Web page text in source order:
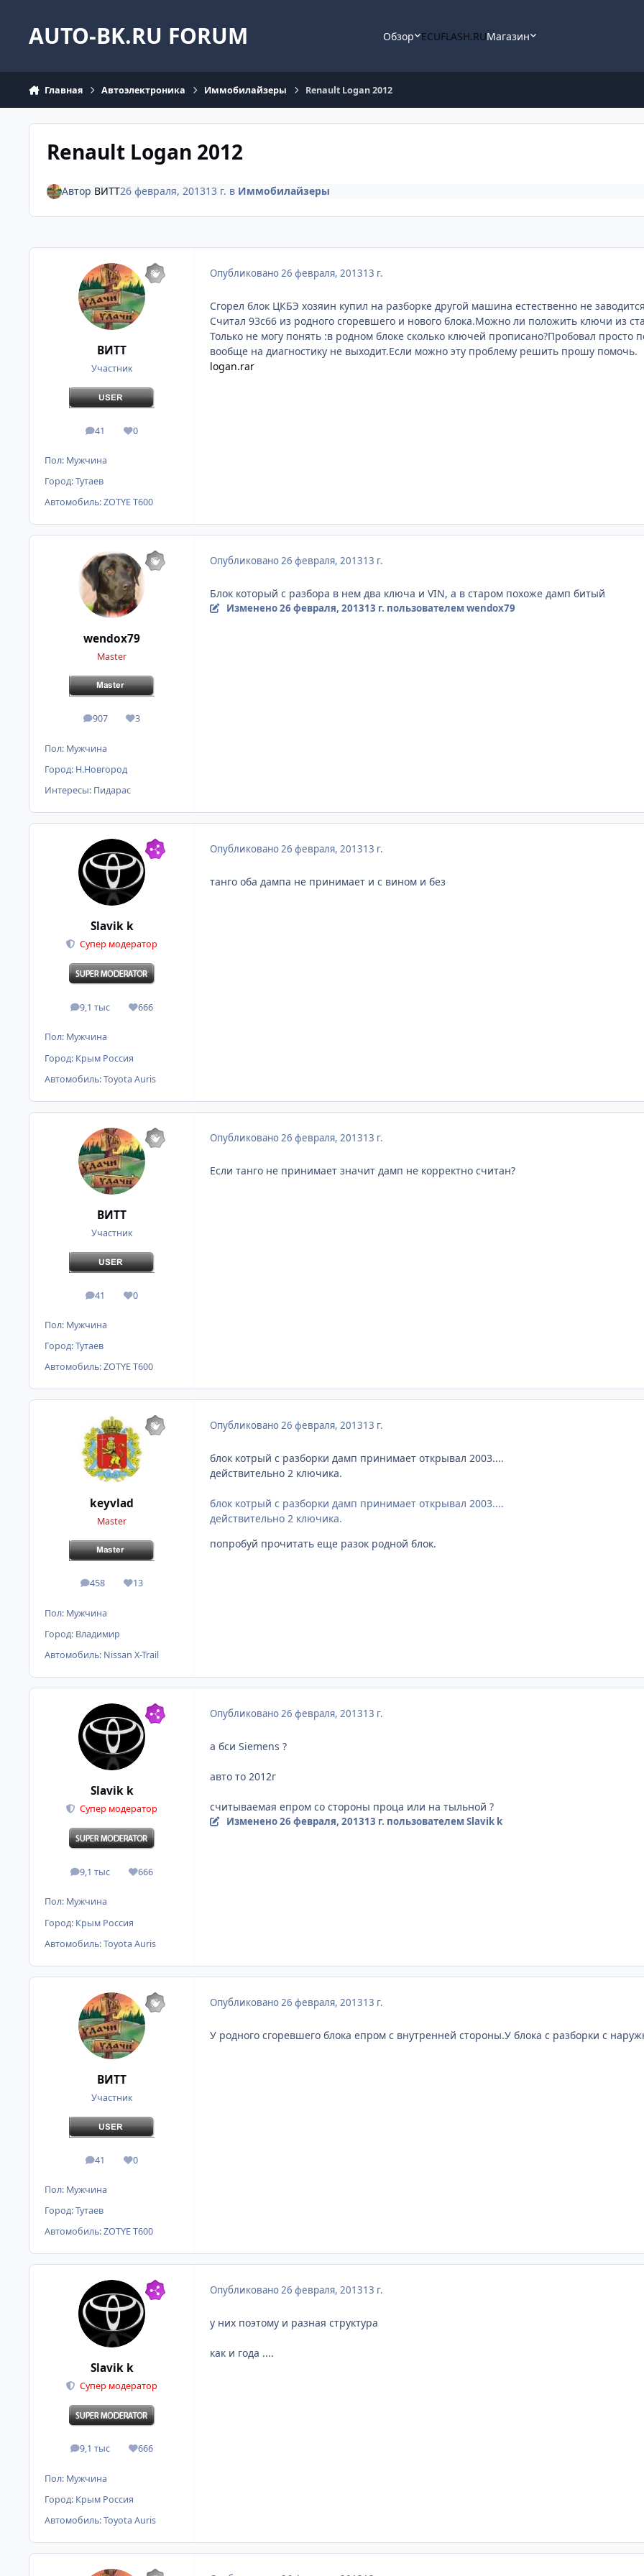
AUTO-BK.RU FORUM Обзор ECUFLASH.RUМагазин
Главная Автоэлектроника Иммобилайзеры Renault Logan 2012
Renault Logan 2012
Автор ВИТТ26 февраля, 201313 г. в Иммобилайзеры
ВИТТ
Участник
41
сообщения
0
Репутация
Пол: Мужчина
Город:Тутаев
Автомобиль:ZOTYE T600
Опубликовано 26 февраля, 201313 г.
Сгорел блок ЦКБЭ хозяин купил на разборке другой машина естественно не
Считал 93с66 из родного сгоревшего и нового блока.Можно ли положить ключи из
Только не могу понять :в родном блоке сколько ключей прописано?Пробовал просто
вообще на диагностику не выходит.Если можно эту проблему решить прошу помочь.
logan.rar
wendox79
Master
907
сообщения
3
Репутация
Пол: Мужчина
Город: Н.Новгород
Интересы: Пидарас
Опубликовано26 февраля, 201313 г.
Блок который с разбора в нем два ключа и VIN, а в старом похоже дамп битый
Изменено26 февраля, 201313 г. пользователем wendox79
Slavik k
Супер модератор
9,1 тыс
сообщения666
Репутация
Пол: Мужчина
Город: Крым Россия
Автомобиль:Toyota Auris
Опубликовано26 февраля, 201313 г.
танго оба дампа не принимает и с вином и без
ВИТТ
Участник
41
сообщения
0
Репутация
Пол: Мужчина
Город:Тутаев
Автомобиль:ZOTYE T600
Опубликовано26 февраля, 201313 г.
Если танго не принимает значит дамп не корректно считан?
keyvlad
Master
458
сообщения
13
Репутация
Пол: Мужчина
Город: Владимир
Автомобиль: Nissan X-Trail
Опубликовано26 февраля, 201313 г.
блок котрый с разборки дамп принимает открывал 2003....
действительно 2 ключика.
блок котрый с разборки дамп принимает открывал 2003....
действительно 2 ключика.
попробуй прочитать еще разок родной блок.
Slavik k
Супер модератор
9,1 тыс
сообщения666
Репутация
Пол: Мужчина
Город: Крым Россия
Автомобиль:Toyota Auris
Опубликовано26 февраля, 201313 г.
а бси Siemens ?
авто то 2012г
считываемая епром со стороны проца или на тыльной ?
Изменено26 февраля, 201313 г. пользователем Slavik k
ВИТТ
Участник
41
сообщения
0
Репутация
Пол: Мужчина
Город:Тутаев
Автомобиль:ZOTYE T600
Опубликовано26 февраля, 201313 г.
У родного сгоревшего блока епром с внутренней стороны.У блока с разборки с
Slavik k
Супер модератор
9,1 тыс
сообщения666
Репутация
Пол: Мужчина
Город: Крым Россия
Автомобиль:Toyota Auris
Опубликовано26 февраля, 201313 г.
у них поэтому и разная структура
как и года ....